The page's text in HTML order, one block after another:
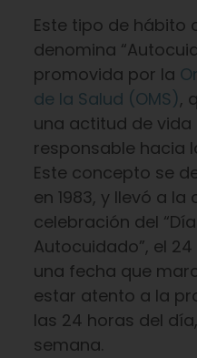
Este tipo de hábito
denomina
promovida por la
de la Salud (OMS),
una actitud de vida
responsable hacia
Este concepto se
en 1983, y llevó a la
celebración del
Autocuidado”, el
una fecha que
estar atento a la
las 24 horas del
semana.